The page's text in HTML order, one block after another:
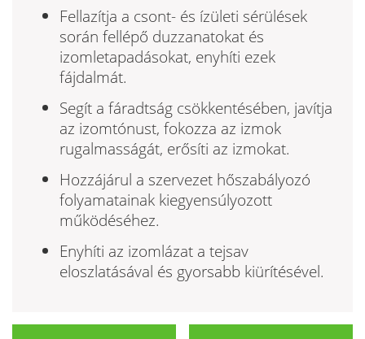
Fellazítja a csont- és ízületi sérülések
során fellépő duzzanatokat és
izomletapadásokat, enyhíti ezek
fájdalmát.
Segít a fáradtság csökkentésében, javítja
az izomtónust, fokozza az izmok
rugalmasságát, erősíti az izmokat.
Hozzájárul a szervezet hőszabályozó
folyamatainak kiegyensúlyozott
működéséhez.
Enyhíti az izomlázat a tejsav
eloszlatásával és gyorsabb kiürítésével.